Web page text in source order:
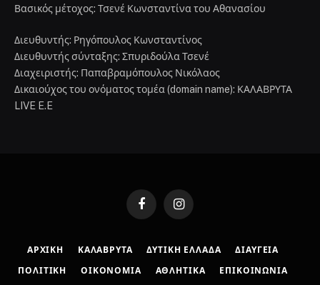
Βασικός μέτοχος: Τσενέ Κωνσταντίνα του Αθανασίου
Διευθυντής: Ρηγόπουλος Κωνσταντίνος
Διευθυντής σύνταξης: Σπυριδούλα Τσενέ
Διαχειριστής: Παπαβραμόπουλος Νικόλαος
Δικαιούχος του ονόματος τομέα (domain name): ΚΑΛΑΒΡΥΤΑ
LIVE E.E
FacebookInstagram
ΑΡΧΙΚΉ ΚΑΛΆΒΡΥΤΑ ΔΥΤΙΚΉ ΕΛΛΆΔΑ ΔΙΑΎΓΕΙΑ
ΠΟΛΙΤΙΚΉ ΟΙΚΟΝΟΜΊΑ ΑΘΛΗΤΙΚΆ ΕΠΙΚΟΙΝΩΝΊΑ